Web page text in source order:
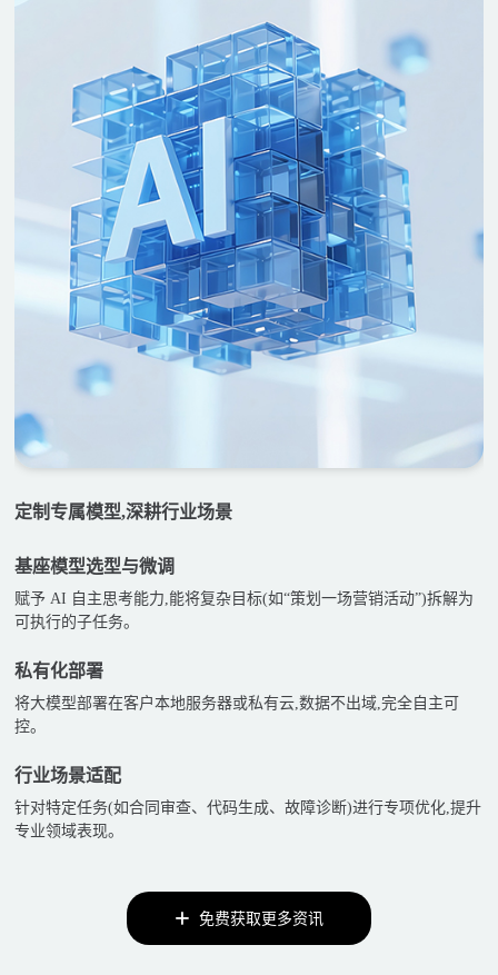
定制专属模型,深耕行业场景
基座模型选型与微调
赋予 AI 自主思考能力,能将复杂目标(如“策划一场营销活动”)拆解为
可执行的子任务。
私有化部署
将大模型部署在客户本地服务器或私有云,数据不出域,完全自主可
控。
行业场景适配
针对特定任务(如合同审查、代码生成、故障诊断)进行专项优化,提升
专业领域表现。
免费获取更多资讯